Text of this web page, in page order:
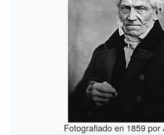
Fotografiado en 1859 por